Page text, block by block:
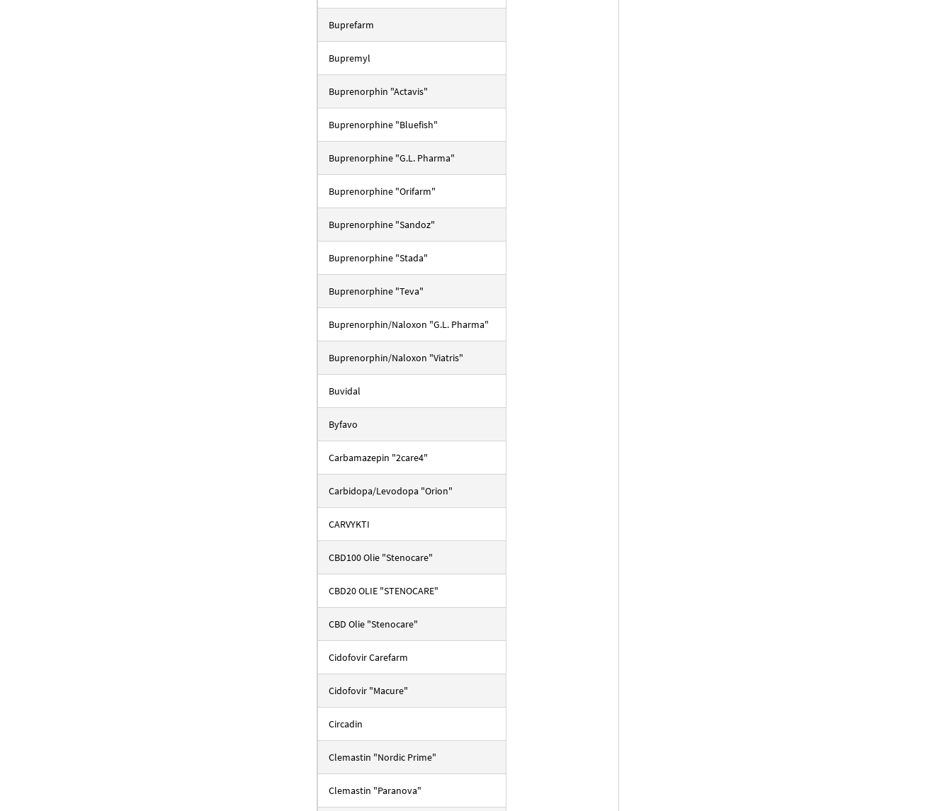
Buprefarm
Bupremyl
Buprenorphin "Actavis"
Buprenorphine "Bluefish"
Buprenorphine "G.L. Pharma"
Buprenorphine "Orifarm"
Buprenorphine "Sandoz"
Buprenorphine "Stada"
Buprenorphine "Teva"
Buprenorphin/Naloxon "G.L. Pharma"
Buprenorphin/Naloxon "Viatris"
Buvidal
Byfavo
Carbamazepin "2care4"
Carbidopa/Levodopa "Orion"
CARVYKTI
CBD100 Olie "Stenocare"
CBD20 OLIE "STENOCARE"
CBD Olie "Stenocare"
Cidofovir Carefarm
Cidofovir "Macure"
Circadin
Clemastin "Nordic Prime"
Clemastin "Paranova"